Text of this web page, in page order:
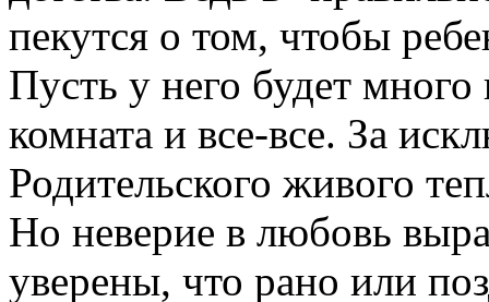
пекутся о том, чтобы
Пусть у него будет
комната и все-все. За
Родительского живого
Но неверие в любовь
уверены, что рано или